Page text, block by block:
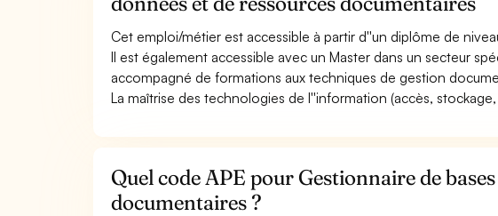
Cet emploi/métier est accessible à partir d''un diplôme de
Il est également accessible avec un Master dans un secteur
accompagné de formations aux techniques de gestion
La maîtrise des technologies de l''information (accès,
Quel code APE pour Gestionnaire de
documentaires ?